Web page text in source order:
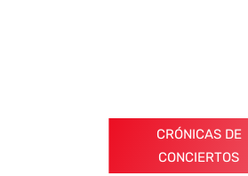
CRÓNICAS DE
CONCIERTOS